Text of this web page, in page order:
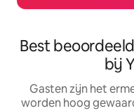
Best
bij
Gasten zijn het
worden hoog